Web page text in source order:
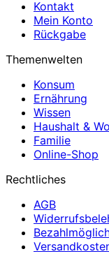
Kontakt
Mein Konto
Rückgabe
Themenwelten
Konsum
Ernährung
Wissen
Haushalt &
Familie
Online-Shop
Rechtliches
AGB